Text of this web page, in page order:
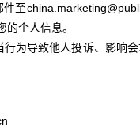
至
个人信息。
为导致他人投诉、影响